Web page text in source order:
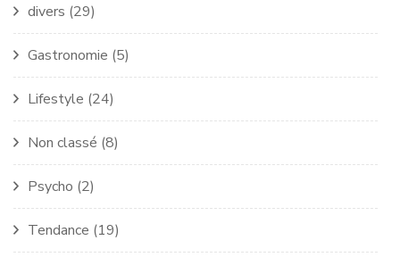
divers (29)
Gastronomie (5)
Lifestyle (24)
Non classé (8)
Psycho (2)
Tendance (19)